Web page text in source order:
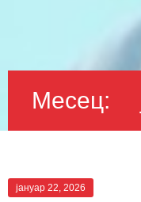
Месец:
јануар 22, 2026